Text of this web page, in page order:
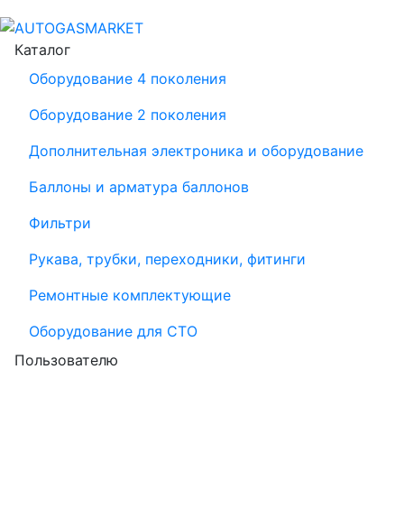
Каталог
Оборудование 4 поколения
Оборудование 2 поколения
Дополнительная электроника и оборудование
Баллоны и арматура баллонов
Фильтри
Рукава, трубки, переходники, фитинги
Ремонтные комплектующие
Оборудование для СТО
Пользователю